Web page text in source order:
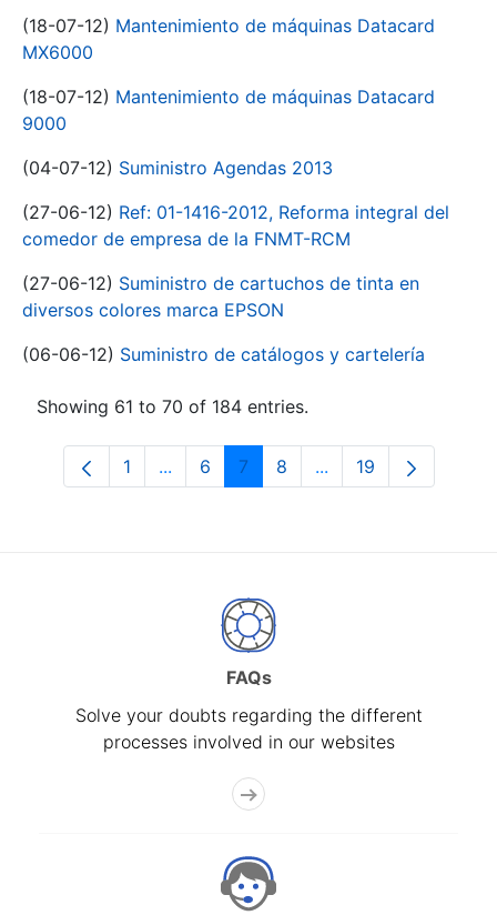
(18-07-12) Mantenimiento de máquinas Datacard
MX6000
(18-07-12) Mantenimiento de máquinas Datacard
9000
(04-07-12) Suministro Agendas 2013
(27-06-12) Ref: 01-1416-2012, Reforma integral del
comedor de empresa de la FNMT-RCM
(27-06-12) Suministro de cartuchos de tinta en
diversos colores marca EPSON
(06-06-12) Suministro de catálogos y cartelería
Showing 61 to 70 of 184 entries.
Page
1 ...Intermediate Pages Use TAB to
Page
6 Page
7 Page
8 ...Intermediate Pages
Page
19
FAQs
Solve your doubts regarding the different
processes involved in our websites